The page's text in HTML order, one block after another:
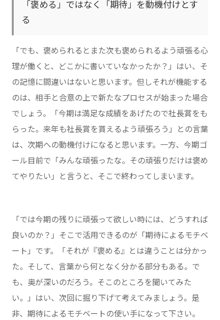
「褒める」ではなく「期待」を動機付けとす
る
「でも、褒められるとまた次も褒められるよう頑張る心
理が働くと、どこかに書いていなかったか？」はい、そ
の記憶に間違いはないと思います。但しそれが機能する
のは、相手と合意の上で新たなプロセスが始まった場合
でしょう。「今期は満足な成績をあげたので社長賞をも
らった。来年も社長賞を貰えるよう頑張ろう」との言葉
は、次期への動機付けになると思います。一方、今期ゴ
ール目前で「みんな頑張ったな。その頑張りだけは褒め
てやりたい」と言うと、そこで終わってしまいます。
「では今期の残りに頑張って欲しい時には、どうすれば
良いのか？」そこで活用できるのが「期待によるモチベ
ート」です。「それが『褒める』とは違うことは分かっ
た。そして、言葉から何となく分かる部分もある。で
も、奥が深いのだろう。そこのところを聞いてみた
い。」はい、次回に掘り下げて考えてみましょう。是
非、期待によるモチベートの使い手になって下さい。